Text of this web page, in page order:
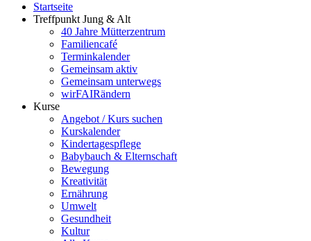
Startseite
Treffpunkt Jung & Alt
40 Jahre Mütterzentrum
Familiencafé
Terminkalender
Gemeinsam aktiv
Gemeinsam unterwegs
wirFAIRändern
Kurse
Angebot / Kurs suchen
Kurskalender
Kindertagespflege
Babybauch & Elternschaft
Bewegung
Kreativität
Ernährung
Umwelt
Gesundheit
Kultur